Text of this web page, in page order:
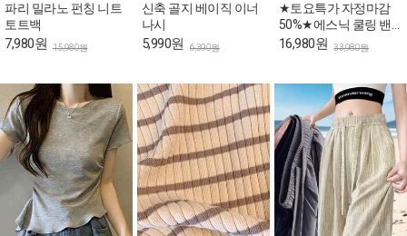
파리 밀라노 펀칭 니트
토트백
7,980원 15,980원
신축 골지 베이직 이너
나시
5,990원 6,390원
★토요특가 자정마감
50%★에스닉 쿨링 밴
딩 와이드 팬츠
16,980원 33,980원